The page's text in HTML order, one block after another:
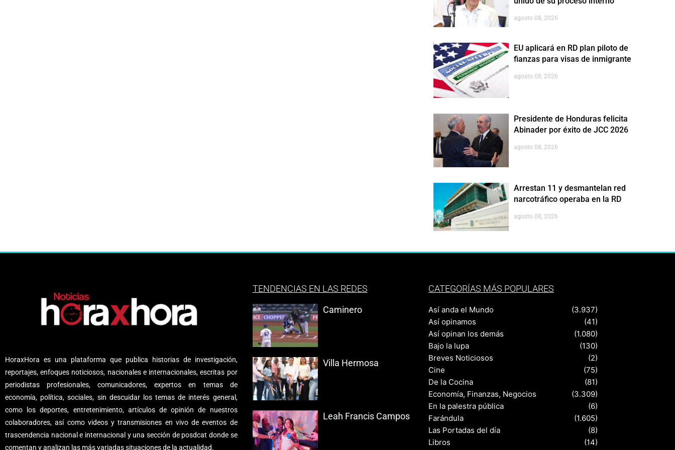
agosto 08, 2026
EU aplicará en RD plan piloto de
fianzas para visas de inmigrante
agosto 08, 2026
Presidente de Honduras felicita
Abinader por éxito de JCC 2026
agosto 08, 2026
Arrestan 11 y desmantelan red
narcotráfico operaba en la RD
agosto 08, 2026
HoraxHora es una plataforma que publica historias de investigación,
reportajes, enfoques noticiosos, nacionales e internacionales, escritas por
periodistas profesionales, comunicadores, expertos en temas de
economía, política, sociales, sin descuidar los temas de interés general,
como los deportes, entretenimiento, artículos de opinión de nuestros
colaboradores, así como videos y transmisiones en vivo de eventos de
trascendencia nacional e internacional y una sección de posdcat donde se
comentan y analizan las más variadas situaciones de la actualidad.
TENDENCIAS EN LAS REDES
Caminero
Villa Hermosa
Leah Francis Campos
CATEGORÍAS MÁS POPULARES
Así anda el Mundo
(3.937)
Así opinamos
(41)
Así opinan los demás
(1.080)
Bajo la lupa
(130)
Breves Noticiosos
(2)
Cine
(75)
De la Cocina
(81)
Economía, Finanzas, Negocios
(3.309)
En la palestra pública
(6)
Farándula
(1.605)
Las Portadas del día
(8)
Libros
(14)